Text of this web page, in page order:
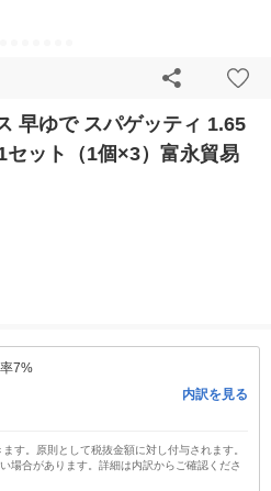
早ゆで スパゲッティ 1.65
ット（1個×3）富永貿易
7%
内訳を見る
す。原則として税抜金額に対し付与されます。
場合があります。詳細は内訳からご確認くださ